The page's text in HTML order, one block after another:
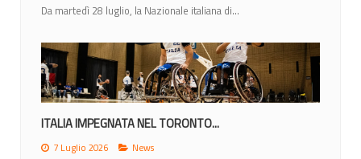
Da martedì 28 luglio, la Nazionale italiana di...
ITALIA IMPEGNATA NEL TORONTO...
7 Luglio 2026 News